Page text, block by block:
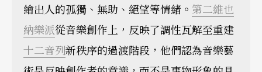
繪出人的孤獨、無助、絕望等情緒。 第二維也
納樂派從音樂創作上，反映了調性瓦解至重建
十二音列新秩序的過渡階段，他們認為音樂藝